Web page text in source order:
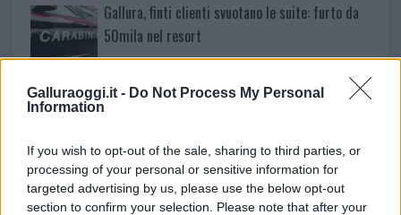
Galluraoggi.it - Do Not Process My Personal
Information
If you wish to opt-out of the sale, sharing to third parties, or
processing of your personal or sensitive information for
targeted advertising by us, please use the below opt-out
section to confirm your selection. Please note that after your
Gallura, finti clienti svuotano le suite: furto da
50mila nel resort
Meteo Olbia 7 agosto, sole e caldo tornano
protagonisti
Test tunnel Olbia: rampe chiuse ancora fino a
fine agosto